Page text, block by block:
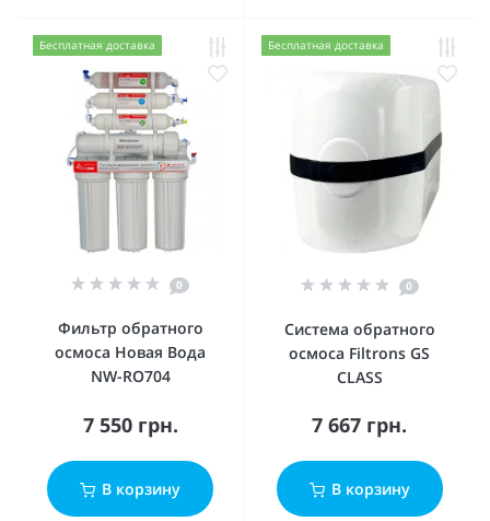
Бесплатная доставка
0
Фильтр обратного
осмоса Новая Вода
NW-RO704
7 550 грн.
В корзину
Бесплатная доставка
0
Система обратного
осмоса Filtrons GS
CLASS
7 667 грн.
В корзину